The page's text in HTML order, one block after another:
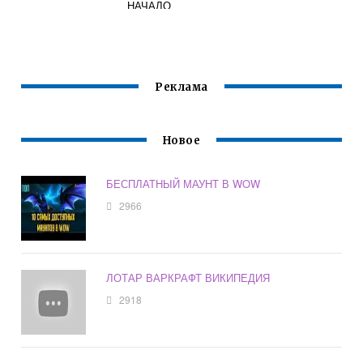
НАЧАЛО
Реклама
Новое
БЕСПЛАТНЫЙ МАУНТ В WOW
2966
ЛОТАР ВАРКРАФТ ВИКИПЕДИЯ
2918